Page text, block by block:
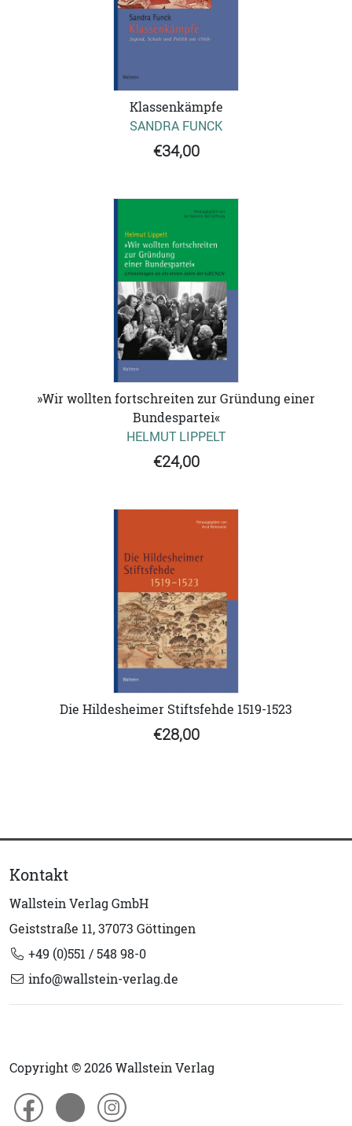
Klassenkämpfe
SANDRA FUNCK
€34,00
»Wir wollten fortschreiten zur Gründung einer
Bundespartei«
HELMUT LIPPELT
€24,00
Die Hildesheimer Stiftsfehde 1519-1523
€28,00
Kontakt
Wallstein Verlag GmbH
Geiststraße 11, 37073 Göttingen
+49 (0)551 / 548 98-0
info@wallstein-verlag.de
Copyright © 2026 Wallstein Verlag